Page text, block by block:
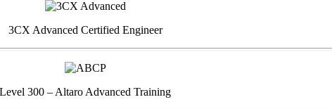
3CX Advanced Certified Engineer
Level 300 – Altaro Advanced Training